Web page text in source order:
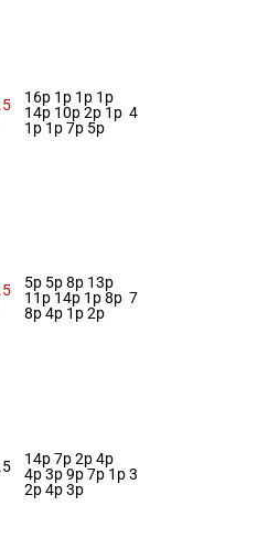
16p 1p 1p 1p
14p 10p 2p 1p
1p 1p 7p 5p
4
5p 5p 8p 13p
11p 14p 1p 8p
8p 4p 1p 2p
7
14p 7p 2p 4p
4p 3p 9p 7p 1p
2p 4p 3p
3